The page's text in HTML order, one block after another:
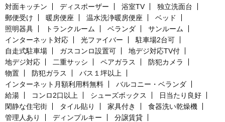
対面キッチン
ディスポーザー 浴室TV
独立洗面台
郵便受け
暖房便座 温水洗浄暖房便座
ベッド
照明器具
トランクルーム ベランダ
サンルーム
インターネット対応
光ファイバー
駐車場2台可
自走式駐車場
ガスコンロ設置可
地デジ対応TV付
地デジ対応
二重サッシ ペアガラス
防犯カメラ
物置
防犯ガラス
バス１坪以上
インターネット月額利用料無料
バルコニー・ベランダ
給湯
コンロ2口以上 シューズボックス
日当たり良好
閑静な住宅街
タイル貼り 家具付き
食器洗い乾燥機
管理人あり
ディンプルキー
分譲賃貸